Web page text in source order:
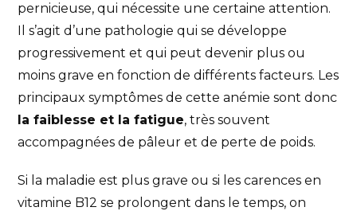
pernicieuse, qui nécessite une certaine attention.
Il s’agit d’une pathologie qui se développe
progressivement et qui peut devenir plus ou
moins grave en fonction de différents facteurs. Les
principaux symptômes de cette anémie sont donc
la faiblesse et la fatigue, très souvent
accompagnées de pâleur et de perte de poids.
Si la maladie est plus grave ou si les carences en
vitamine B12 se prolongent dans le temps, on